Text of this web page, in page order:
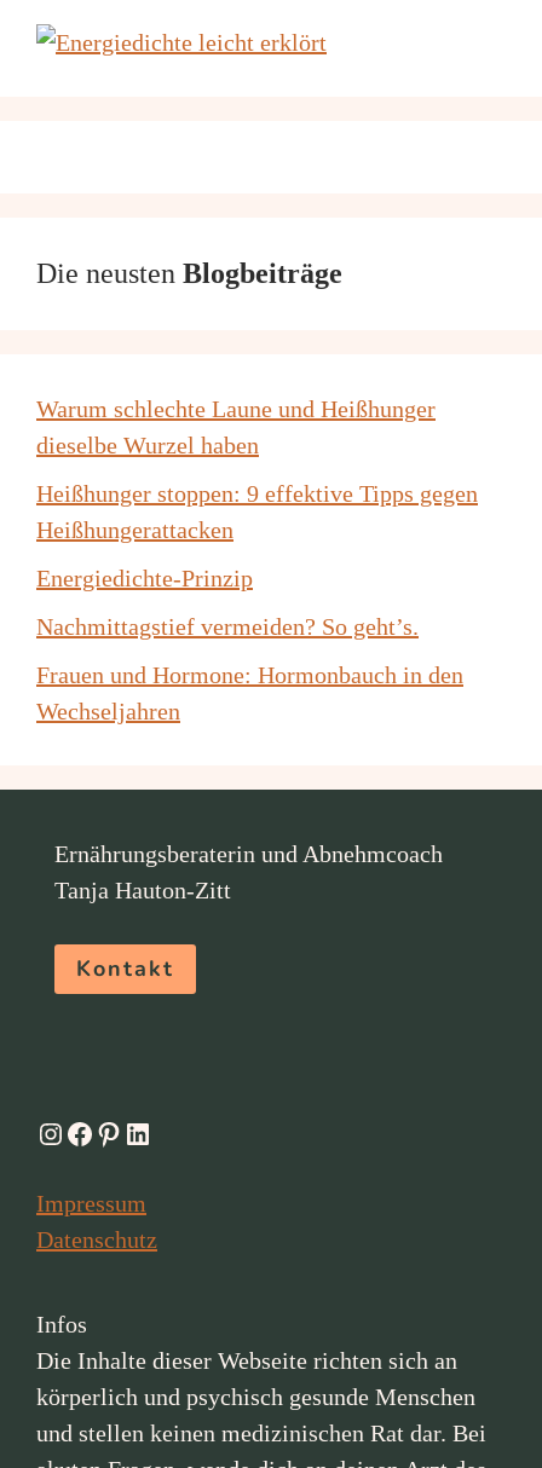
Die neusten Blogbeiträge
Warum schlechte Laune und Heißhunger
dieselbe Wurzel haben
Heißhunger stoppen: 9 effektive Tipps gegen
Heißhungerattacken
Energiedichte-Prinzip
Nachmittagstief vermeiden? So geht’s.
Frauen und Hormone: Hormonbauch in den
Wechseljahren
Ernährungsberaterin und Abnehmcoach
Tanja Hauton-Zitt
Kontakt
Instagram
Facebook
Pinterest
LinkedIn
Impressum
Datenschutz
Infos
Die Inhalte dieser Webseite richten sich an
körperlich und psychisch gesunde Menschen
und stellen keinen medizinischen Rat dar. Bei